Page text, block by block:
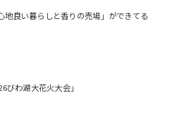
地良い暮らしと香りの売場」ができてる
びわ湖大花火大会」